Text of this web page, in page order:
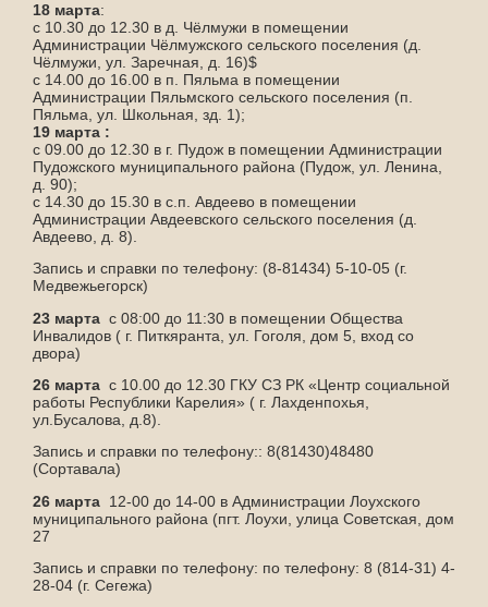
18 марта:
с 10.30 до 12.30 в д. Чёлмужи в помещении
Администрации Чёлмужского сельского поселения (д.
Чёлмужи, ул. Заречная, д. 16)$
с 14.00 до 16.00 в п. Пяльма в помещении
Администрации Пяльмского сельского поселения (п.
Пяльма, ул. Школьная, зд. 1);
19 марта :
с 09.00 до 12.30 в г. Пудож в помещении Администрации
Пудожского муниципального района (Пудож, ул. Ленина,
д. 90);
с 14.30 до 15.30 в с.п. Авдеево в помещении
Администрации Авдеевского сельского поселения (д.
Авдеево, д. 8).
Запись и справки по телефону: (8-81434) 5-10-05 (г.
Медвежьегорск)
23 марта с 08:00 до 11:30 в помещении Общества
Инвалидов ( г. Питкяранта, ул. Гоголя, дом 5, вход со
двора)
26 марта с 10.00 до 12.30 ГКУ СЗ РК «Центр социальной
работы Республики Карелия» ( г. Лахденпохья,
ул.Бусалова, д.8).
Запись и справки по телефону:: 8(81430)48480
(Сортавала)
26 марта 12-00 до 14-00 в Администрации Лоухского
муниципального района (пгт. Лоухи, улица Советская, дом
27
Запись и справки по телефону: по телефону: 8 (814-31) 4-
28-04 (г. Сегежа)